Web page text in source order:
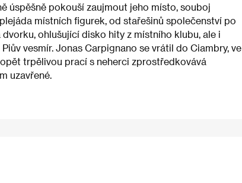
úspěšně pokouší zaujmout jeho místo, souboj
místních figurek, od stařešinů společenství po
ohlušující disko hity z místního klubu, ale i
vesmír. Jonas Carpignano se vrátil do Ciambry, ve
trpělivou prací s neherci zprostředkovává
uzavřené.